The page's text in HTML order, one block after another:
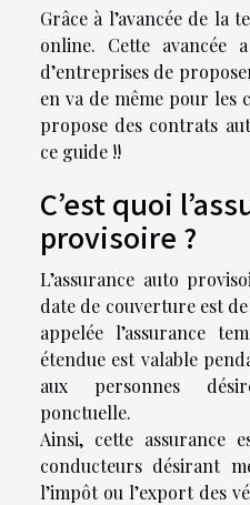
Grâce à l’avancée de la
online. Cette avancée
d’entreprises de
en va de même pour les
propose des contrats
ce guide !!
C’est quoi
provisoire ?
L’assurance auto
date de couverture est
appelée l’assurance
étendue est valable
aux personnes
ponctuelle.
Ainsi, cette assurance
conducteurs désirant
l’impôt ou l’export des